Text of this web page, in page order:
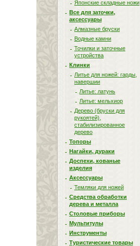
Японские складные ножи
Все для заточки,
аксессуары
Алмазные бруски
Водные камни
Точилки и заточные
устройства
Клинки
Литье для ножей: гарды,
навершии
Литье: латунь
Литье: мельхиор
Дерево (бруски для
рукоятей),
стабилизированное
дерево
Топоры
Нагайки, дураки
Доспехи, кованые
изделия
Аксессуары
Темляки для ножей
Средства обработки
дерева и металла
Столовые приборы
Мультитулы
Инструменты
Туристические товары